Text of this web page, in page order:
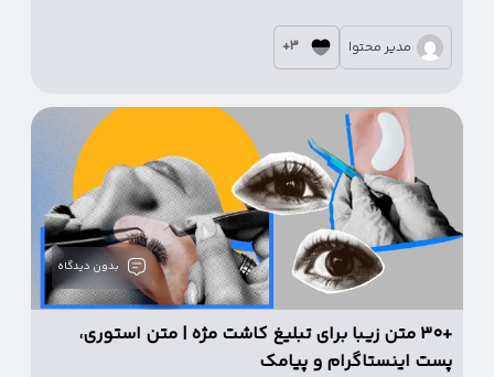
مدیر محتوا 3+
بدون دیدگاه
+۳۰ متن زیبا برای تبلیغ کاشت مژه | متن استوری،
پست اینستاگرام و پیامک